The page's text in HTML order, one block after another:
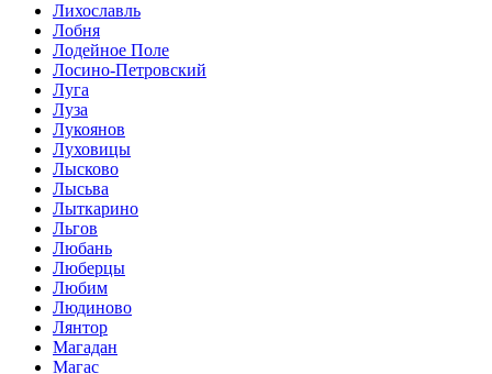
Лихославль
Лобня
Лодейное Поле
Лосино-Петровский
Луга
Луза
Лукоянов
Луховицы
Лысково
Лысьва
Лыткарино
Льгов
Любань
Люберцы
Любим
Людиново
Лянтор
Магадан
Магас